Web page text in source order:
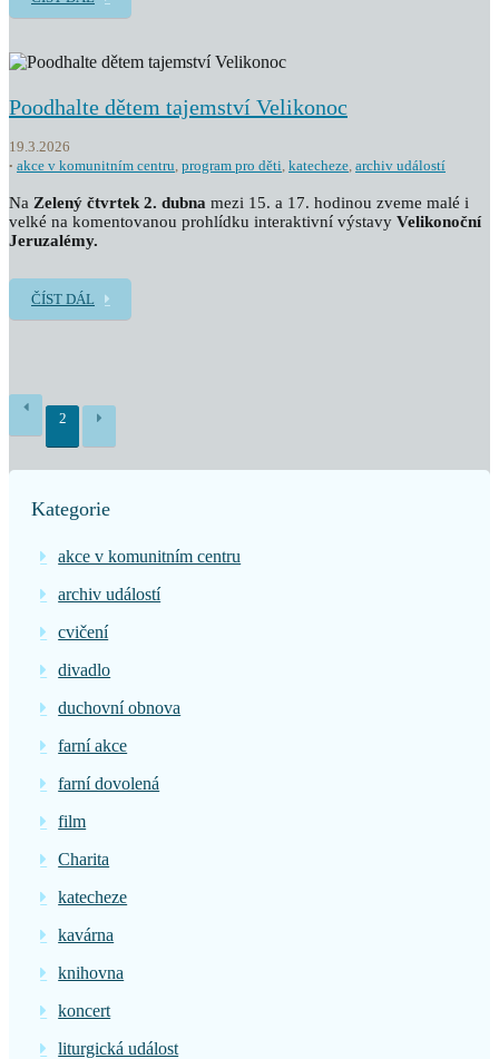
Poodhalte dětem tajemství Velikonoc
19.3.2026
akce v komunitním centru, program pro děti, katecheze, archiv událostí
Na Zelený čtvrtek 2. dubna mezi 15. a 17. hodinou zveme malé i
velké na komentovanou prohlídku interaktivní výstavy Velikonoční
Jeruzalémy.
ČÍST DÁL
2
Kategorie
akce v komunitním centru
archiv událostí
cvičení
divadlo
duchovní obnova
farní akce
farní dovolená
film
Charita
katecheze
kavárna
knihovna
koncert
liturgická událost